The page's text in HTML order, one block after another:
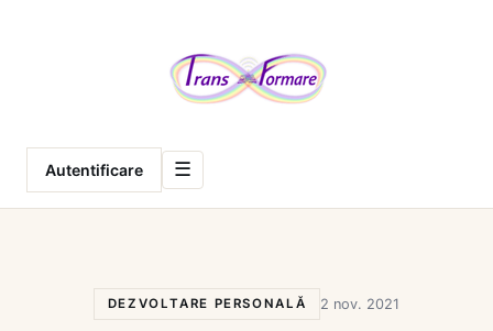
Autentificare ☰
DEZVOLTARE PERSONALĂ 2 nov. 2021